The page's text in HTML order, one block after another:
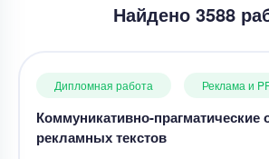
Найдено 3588
Дипломная работа Реклама и
Коммуникативно-прагматические
рекламных текстов